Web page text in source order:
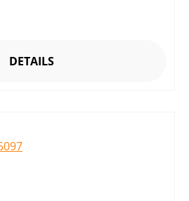
DETAILS